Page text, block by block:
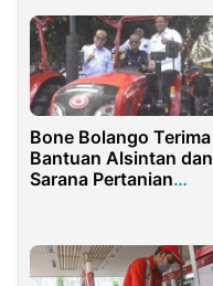
Bone Bolango Terima
Bantuan Alsintan dan
Sarana Pertanian